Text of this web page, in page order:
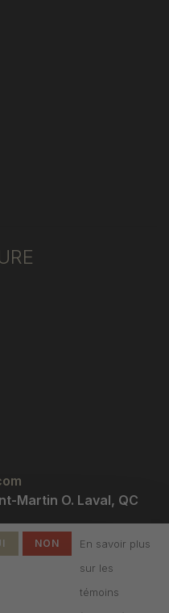
Martin O. Laval, QC
NON
En savoir plus
sur les
témoins